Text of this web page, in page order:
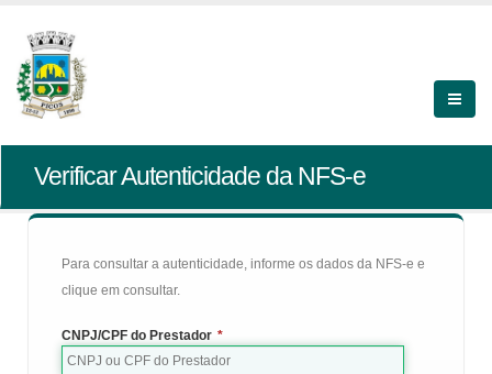
Verificar Autenticidade da NFS-e
Para consultar a autenticidade, informe os dados da NFS-e e
clique em consultar.
CNPJ/CPF do Prestador *